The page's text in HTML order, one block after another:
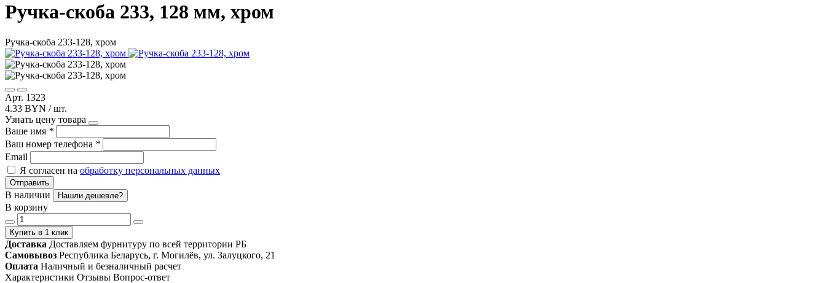
Ручка-скоба 233, 128 мм, хром
Ручка-скоба 233-128, хром
Арт. 1323
4.33 BYN / шт.
Узнать цену товара
Ваше имя *
Ваш номер телефона *
Email
Я согласен на обработку персональных данных
Отправить
В наличии Нашли дешевле?
В корзину
Купить в 1 клик
Доставка Доставляем фурнитуру по всей территории РБ
Самовывоз Республика Беларусь, г. Могилёв, ул. Залуцкого, 21
Оплата Наличный и безналичный расчет
Характеристики Отзывы Вопрос-ответ